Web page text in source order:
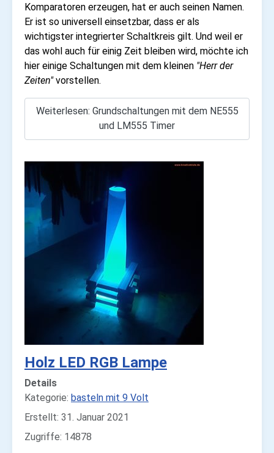
Komparatoren erzeugen, hat er auch seinen Namen.
Er ist so universell einsetzbar, dass er als
wichtigster integrierter Schaltkreis gilt. Und weil er
das wohl auch für einig Zeit bleiben wird, möchte ich
hier einige Schaltungen mit dem kleinen "Herr der
Zeiten"vorstellen.
Weiterlesen: Grundschaltungen mit dem NE555
und LM555 Timer
Holz LED RGB Lampe
Details
Kategorie: basteln mit 9 Volt
Erstellt: 31. Januar 2021
Zugriffe: 14878